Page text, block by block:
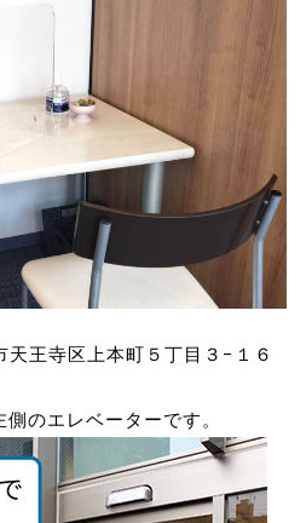
王寺区上本町５丁目３−１６
のエレベーターです。